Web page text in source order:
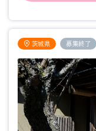
茨城県 募集終了